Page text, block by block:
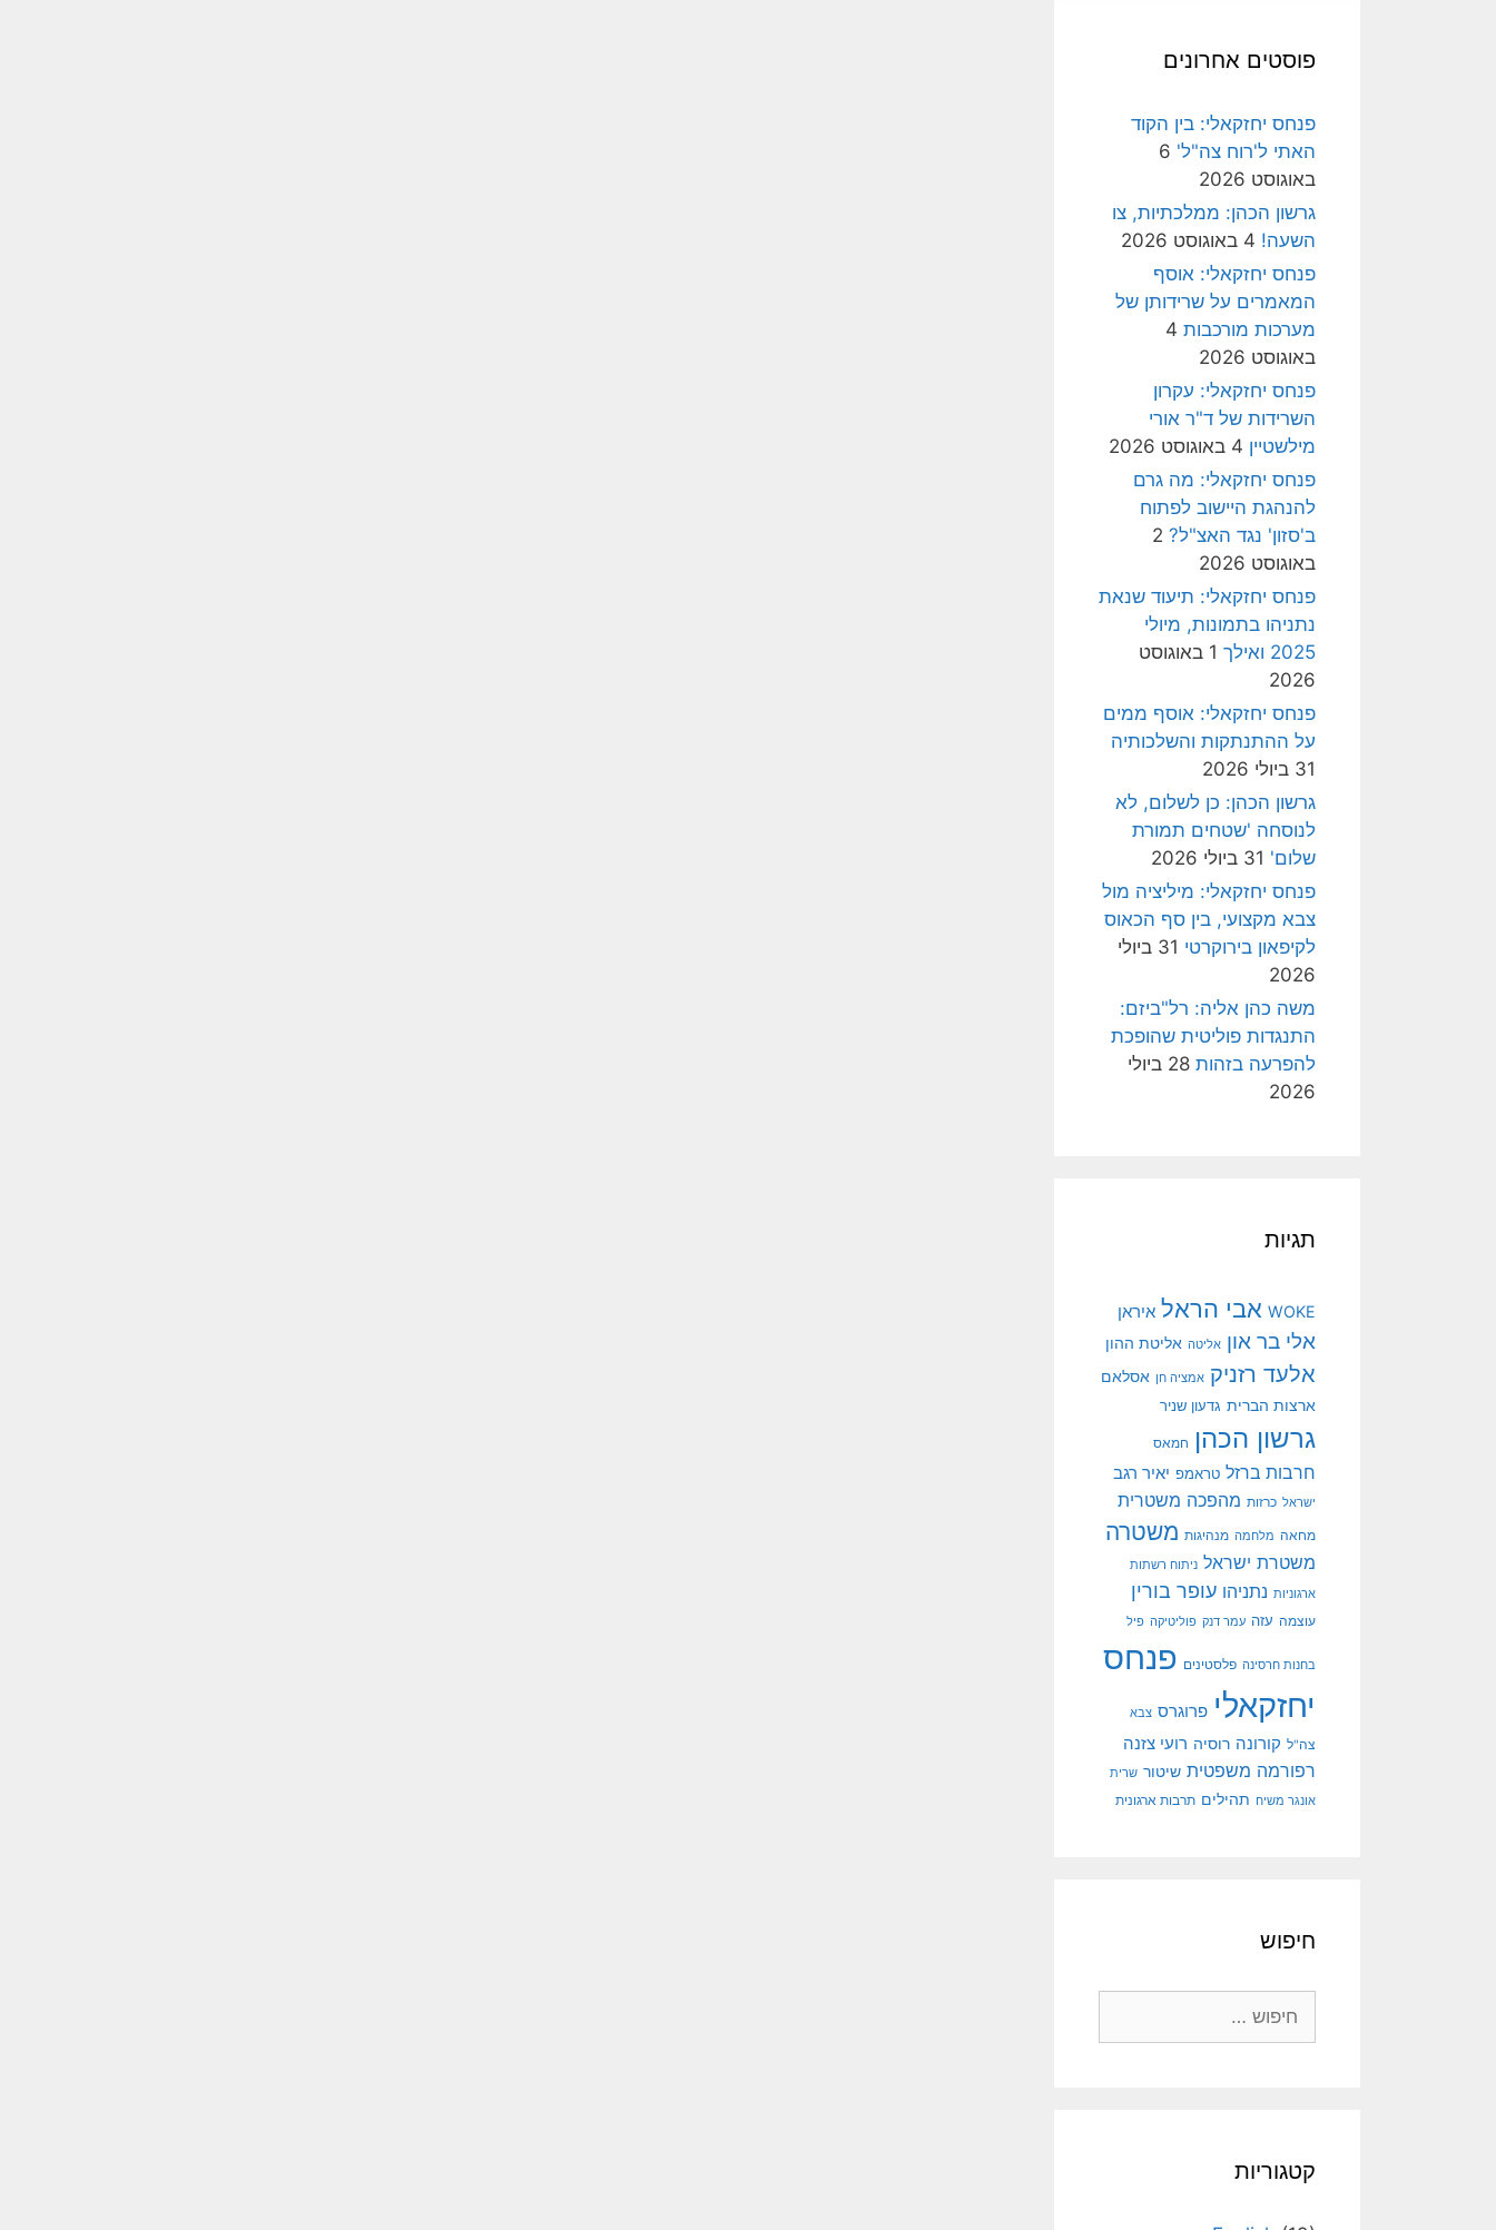
פוסטים אחרונים
פנחס יחזקאלי: בין הקוד
האתי ל'רוח צה"ל' 6
באוגוסט 2026
גרשון הכהן: ממלכתיות, צו
השעה! 4 באוגוסט 2026
פנחס יחזקאלי: אוסף
המאמרים על שרידותן של
מערכות מורכבות 4
באוגוסט 2026
פנחס יחזקאלי: עקרון
השרידות של ד"ר אורי
מילשטיין 4 באוגוסט 2026
פנחס יחזקאלי: מה גרם
להנהגת היישוב לפתוח
ב'סזון' נגד האצ"ל? 2
באוגוסט 2026
פנחס יחזקאלי: תיעוד שנאת
נתניהו בתמונות, מיולי
2025 ואילך
1 באוגוסט
2026
פנחס יחזקאלי: אוסף ממים
על ההתנתקות והשלכותיה
31 ביולי 2026
גרשון הכהן: כן לשלום, לא
לנוסחה 'שטחים תמורת
שלום' 31 ביולי 2026
פנחס יחזקאלי: מיליציה מול
צבא מקצועי, בין סף הכאוס
לקיפאון בירוקרטי
31 ביולי
2026
משה כהן אליה: רל"ביזם:
התנגדות פוליטית שהופכת
להפרעה בזהות
28 ביולי
2026
תגיות
WOKE אבי הראל איראן
אלי בר און אליטה אליטת ההון
אלעד רזניק אמציה חן אסלאם
ארצות הברית גדעון שניר
גרשון הכהן חמאס
חרבות ברזל טראמפ יאיר רגב
ישראל כרזות מהפכה משטרית
מחאה מלחמה מנהיגות משטרה
משטרת ישראל ניתוח רשתות
ארגוניות נתניהו עופר בורין
עוצמה עזה עמר דנק פוליטיקה פיל
בחנות חרסינה פלסטינים פנחס
יחזקאלי פרוגרס צבא
צה"ל קורונה רוסיה רועי צזנה
רפורמה משפטית שיטור שרית
אונגר משיח תהילים תרבות ארגונית
חיפוש
קטגוריות